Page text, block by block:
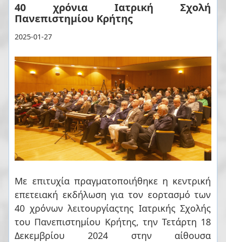
40 χρόνια Ιατρική Σχολή
Πανεπιστημίου Κρήτης
2025-01-27
Με επιτυχία πραγματοποιήθηκε η κεντρική
επετειακή εκδήλωση για τον εορτασμό των
40 χρόνων λειτουργίαςτης Ιατρικής Σχολής
του Πανεπιστημίου Κρήτης, την Τετάρτη 18
Δεκεμβρίου 2024 στην αίθουσα